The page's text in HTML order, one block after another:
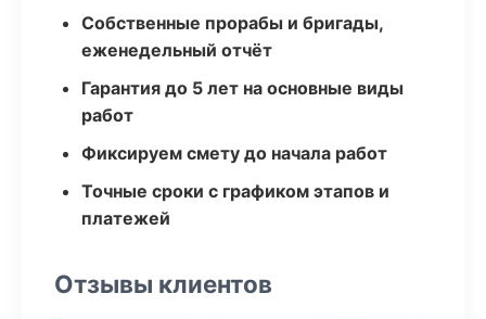
Собственные прорабы и бригады,
еженедельный отчёт
Гарантия до 5 лет на основные виды
работ
Фиксируем смету до начала работ
Точные сроки с графиком этапов и
платежей
Отзывы клиентов